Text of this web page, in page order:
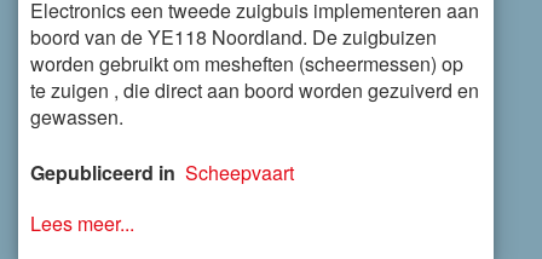
Electronics een tweede zuigbuis implementeren aan
boord van de YE118 Noordland. De zuigbuizen
worden gebruikt om mesheften (scheermessen) op
te zuigen , die direct aan boord worden gezuiverd en
gewassen.
Gepubliceerd in Scheepvaart
Lees meer...